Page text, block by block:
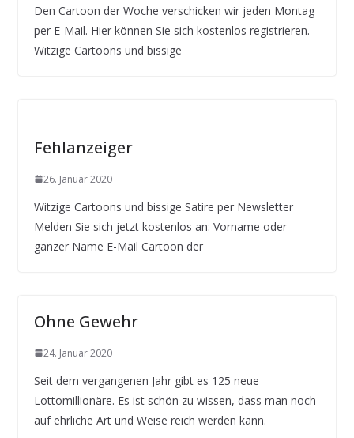
Den Cartoon der Woche verschicken wir jeden Montag
per E-Mail. Hier können Sie sich kostenlos registrieren.
Witzige Cartoons und bissige
Fehlanzeiger
26. Januar 2020
Witzige Cartoons und bissige Satire per Newsletter
Melden Sie sich jetzt kostenlos an: Vorname oder
ganzer Name E-Mail Cartoon der
Ohne Gewehr
24. Januar 2020
Seit dem vergangenen Jahr gibt es 125 neue
Lottomillionäre. Es ist schön zu wissen, dass man noch
auf ehrliche Art und Weise reich werden kann.